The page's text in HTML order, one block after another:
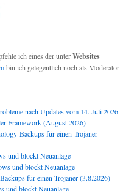
ich eines der unterWebsites
bin ich gelegentlich noch als Moderator
nach Updates vom 14. Juli 2026
Framework (August 2026)
Backups für einen Trojaner
und blockt Neuanlage
und blockt Neuanlage
für einen Trojaner (3.8.2026)
und blockt Neuanlage